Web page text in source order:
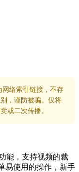
络索引链接，不存
，谨防被骗。仅将
或二次传播。
能，支持视频的裁
易使用的操作，新手